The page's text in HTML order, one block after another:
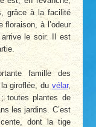
grâce à la facilité
floraison, à l’odeur
arrive le soir. Il est
famille des
giroflée, du vélar,
toutes plantes de
les jardins. C’est
dont la tige